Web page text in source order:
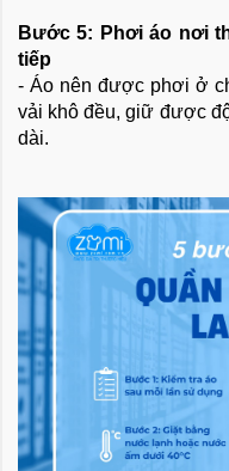
Bước 5: Phơi áo nơi
tiếp
- Áo nên được phơi ở
vải khô đều, giữ được
dài.